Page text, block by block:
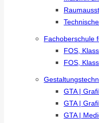
Fachoberschule
FOS,
FOS,
GTA |
GTA |
GTA |